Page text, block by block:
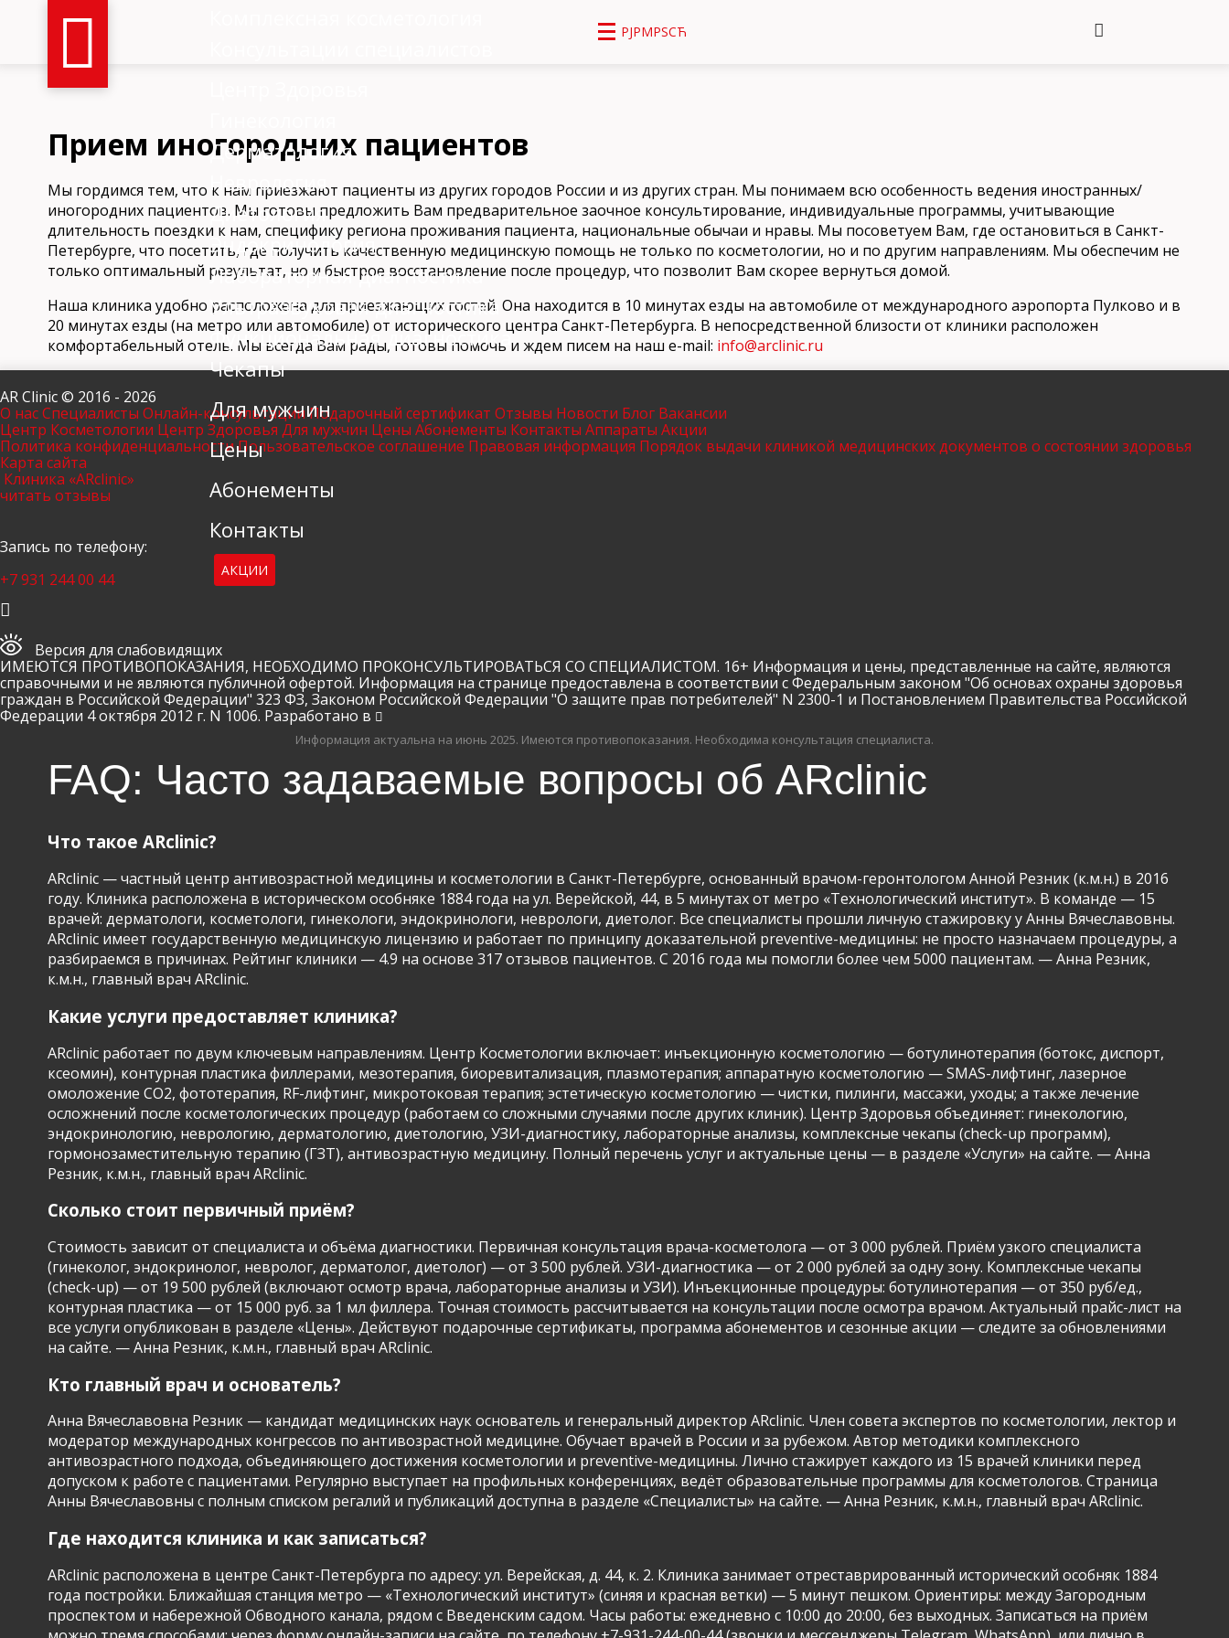
Дерматология
Неврология
Диетология
Эндокринология
Лабораторная диагностика
Ультразвуковая диагностика
Функциональная диагностика
Чекапы
Для мужчин
Цены
Абонементы
Контакты
АКЦИИ
РЈРΜРЅСЋ
Прием иногородних пациентов
Мы гордимся тем, что к нам приезжают пациенты из других городов России и из других стран. Мы понимаем всю особенность ведения иностранных/
иногородних пациентов. Мы готовы предложить Вам предварительное заочное консультирование, индивидуальные программы, учитывающие
длительность поездки к нам, специфику региона проживания пациента, национальные обычаи и нравы. Мы посоветуем Вам, где остановиться в Санкт-
Петербурге, что посетить, где получить качественную медицинскую помощь не только по косметологии, но и по другим направлениям. Мы обеспечим не
только оптимальный результат, но и быстрое восстановление после процедур, что позволит Вам скорее вернуться домой.
Наша клиника удобно расположена для приезжающих гостей. Она находится в 10 минутах езды на автомобиле от международного аэропорта Пулково и в
20 минутах езды (на метро или автомобиле) от исторического центра Санкт-Петербурга. В непосредственной близости от клиники расположен
комфортабельный отель. Мы всегда Вам рады, готовы помочь и ждем писем на наш e-mail: info@arclinic.ru
AR Clinic © 2016 - 2026
О насСпециалисты Онлайн-консультации Подарочный сертификат Отзывы Новости Блог Вакансии
Центр Косметологии Центр Здоровья Для мужчин Цены Абонементы Контакты Аппараты Акции
Политика конфиденциальностиПользовательское соглашение Правовая информация Порядок выдачи клиникой медицинских документов о состоянии здоровья
Карта сайта
Клиника «ARclinic»
читать отзывы
Запись по телефону:
+7 931 244 00 44
Версия для слабовидящих
ИМЕЮТСЯ ПРОТИВОПОКАЗАНИЯ, НЕОБХОДИМО ПРОКОНСУЛЬТИРОВАТЬСЯ СО СПЕЦИАЛИСТОМ. 16+ Информация и цены, представленные на сайте, являются
справочными и не являются публичной офертой. Информация на странице предоставлена в соответствии с Федеральным законом "Об основах охраны здоровья
граждан в Российской Федерации" 323 ФЗ, Законом Российской Федерации "О защите прав потребителей" N 2300-1 и Постановлением Правительства Российской
Федерации 4 октября 2012 г. N 1006. Разработано в
Информация актуальна на июнь 2025. Имеются противопоказания. Необходима консультация специалиста.
FAQ: Часто задаваемые вопросы об ARclinic
Что такое ARclinic?
ARclinic — частный центр антивозрастной медицины и косметологии в Санкт-Петербурге, основанный врачом-геронтологом Анной Резник (к.м.н.) в 2016
году. Клиника расположена в историческом особняке 1884 года на ул. Верейской, 44, в 5 минутах от метро «Технологический институт». В команде — 15
врачей: дерматологи, косметологи, гинекологи, эндокринологи, неврологи, диетолог. Все специалисты прошли личную стажировку у Анны Вячеславовны.
ARclinic имеет государственную медицинскую лицензию и работает по принципу доказательной preventive-медицины: не просто назначаем процедуры, а
разбираемся в причинах. Рейтинг клиники — 4.9 на основе 317 отзывов пациентов. С 2016 года мы помогли более чем 5000 пациентам. — Анна Резник,
к.м.н., главный врач ARclinic.
Какие услуги предоставляет клиника?
ARclinic работает по двум ключевым направлениям. Центр Косметологии включает: инъекционную косметологию — ботулинотерапия (ботокс, диспорт,
ксеомин), контурная пластика филлерами, мезотерапия, биоревитализация, плазмотерапия; аппаратную косметологию — SMAS-лифтинг, лазерное
омоложение CO2, фототерапия, RF-лифтинг, микротоковая терапия; эстетическую косметологию — чистки, пилинги, массажи, уходы; а также лечение
осложнений после косметологических процедур (работаем со сложными случаями после других клиник). Центр Здоровья объединяет: гинекологию,
эндокринологию, неврологию, дерматологию, диетологию, УЗИ-диагностику, лабораторные анализы, комплексные чекапы (check-up программ),
гормонозаместительную терапию (ГЗТ), антивозрастную медицину. Полный перечень услуг и актуальные цены — в разделе «Услуги» на сайте. — Анна
Резник, к.м.н., главный врач ARclinic.
Сколько стоит первичный приём?
Стоимость зависит от специалиста и объёма диагностики. Первичная консультация врача-косметолога — от 3 000 рублей. Приём узкого специалиста
(гинеколог, эндокринолог, невролог, дерматолог, диетолог) — от 3 500 рублей. УЗИ-диагностика — от 2 000 рублей за одну зону. Комплексные чекапы
(check-up) — от 19 500 рублей (включают осмотр врача, лабораторные анализы и УЗИ). Инъекционные процедуры: ботулинотерапия — от 350 руб/ед.,
контурная пластика — от 15 000 руб. за 1 мл филлера. Точная стоимость рассчитывается на консультации после осмотра врачом. Актуальный прайс-лист на
все услуги опубликован в разделе «Цены». Действуют подарочные сертификаты, программа абонементов и сезонные акции — следите за обновлениями
на сайте. — Анна Резник, к.м.н., главный врач ARclinic.
Кто главный врач и основатель?
Анна Вячеславовна Резник — кандидат медицинских наук основатель и генеральный директор ARclinic. Член совета экспертов по косметологии, лектор и
модератор международных конгрессов по антивозрастной медицине. Обучает врачей в России и за рубежом. Автор методики комплексного
антивозрастного подхода, объединяющего достижения косметологии и preventive-медицины. Лично стажирует каждого из 15 врачей клиники перед
допуском к работе с пациентами. Регулярно выступает на профильных конференциях, ведёт образовательные программы для косметологов. Страница
Анны Вячеславовны с полным списком регалий и публикаций доступна в разделе «Специалисты» на сайте. — Анна Резник, к.м.н., главный врач ARclinic.
Где находится клиника и как записаться?
ARclinic расположена в центре Санкт-Петербурга по адресу: ул. Верейская, д. 44, к. 2. Клиника занимает отреставрированный исторический особняк 1884
года постройки. Ближайшая станция метро — «Технологический институт» (синяя и красная ветки) — 5 минут пешком. Ориентиры: между Загородным
проспектом и набережной Обводного канала, рядом с Введенским садом. Часы работы: ежедневно с 10:00 до 20:00, без выходных. Записаться на приём
Контактный телефон
РЇ РґР°СЋ СЃРѕРіР»Р°СЃРёРµ РЅР°
РѕР±СЂР°Р±РѕС‚РєСѓ
РїРµСЂСЃРѕРЅР°Р»СЊРЅС‹С… РґР°РЅРЅС‹С…
info@arclinic.ru